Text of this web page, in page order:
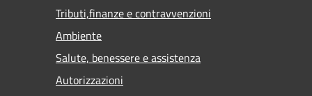
Tributi,finanze e contravvenzioni
Ambiente
Salute, benessere e assistenza
Autorizzazioni